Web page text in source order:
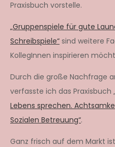
Praxisbuch vorstelle.
„Gruppenspiele für gute
Schreibspiele“ sind weitere
KollegInnen inspirieren
Durch die große Nachfrage
verfasste ich das Praxisbuch
Lebens sprechen.
Sozialen Betreuung“.
Ganz frisch auf dem Markt